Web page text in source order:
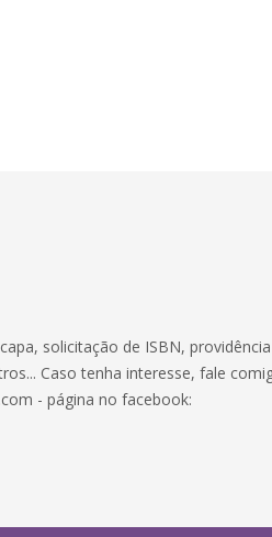
solicitação de ISBN,
Caso tenha interesse, fale
- página no facebook: